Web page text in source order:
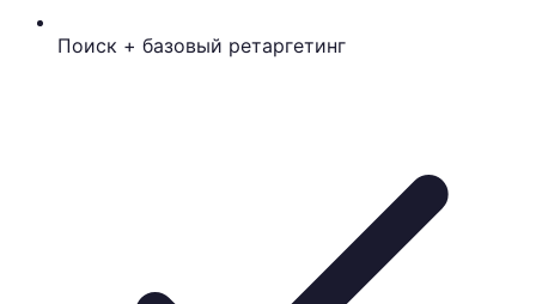
Поиск + базовый ретаргетинг